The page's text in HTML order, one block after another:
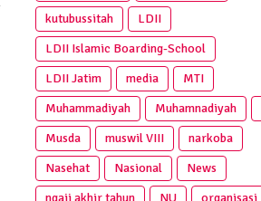
kutubussitah
LDII
LDII Islamic Boarding-School
LDII Jatim
media
MTI
Muhammadiyah
Muhamnadiyah
Musda
muswil VIII
narkoba
Nasehat
Nasional
News
ngaji akhir tahun
NU
organisasi